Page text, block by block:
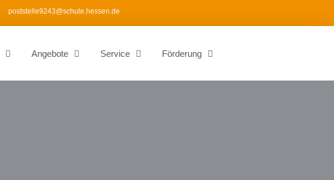
poststelle9243@schule.hessen.de
Angebote Service Förderung